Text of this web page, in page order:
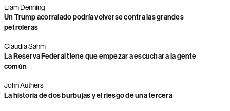
Liam Denning
Un Trump acorralado podría volverse contra las grandes
petroleras
Claudia Sahm
La Reserva Federal tiene que empezar a escuchar a la gente
común
John Authers
La historia de dos burbujas y el riesgo de una tercera